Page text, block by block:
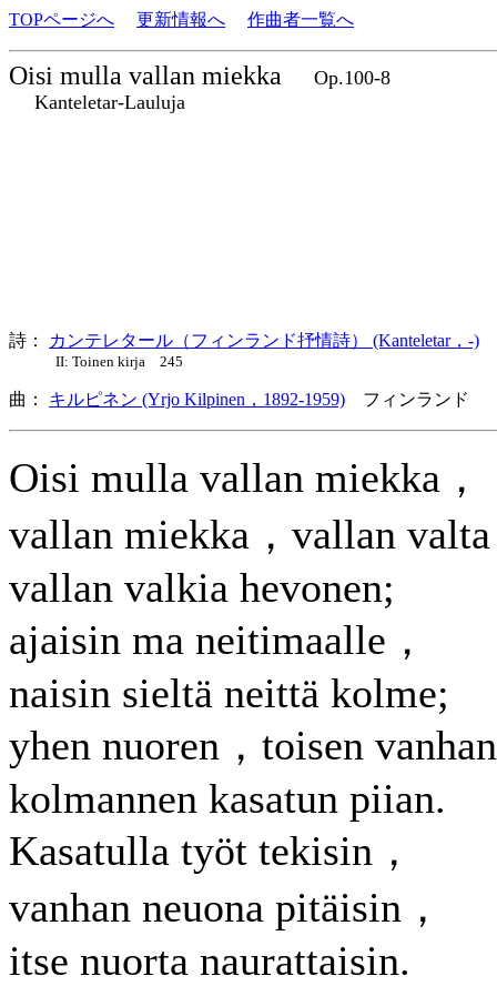
TOPページへ 更新情報へ 作曲者一覧へ
Oisi mulla vallan miekka
Op.100-8
Kanteletar-Lauluja
詩： カンテレタール（フィンランド抒情詩） (Kanteletar，-)
II: Toinen kirja 245
曲： キルピネン (Yrjo Kilpinen，1892-1959) フィンランド
Oisi mulla vallan miekka，
vallan miekka，vallan
vallan valkia hevonen;
ajaisin ma neitimaalle，
naisin sieltä neittä kolme;
yhen nuoren，toisen
kolmannen kasatun piian.
Kasatulla työt tekisin，
vanhan neuona pitäisin，
itse nuorta naurattaisin.